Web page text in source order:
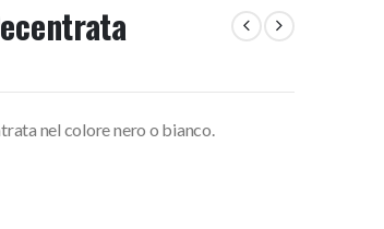
nel colore nero o bianco.